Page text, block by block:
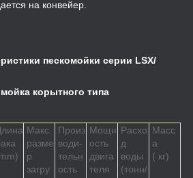
на конвейер.
пескомойки серии LSX/
корытного типа
Макс.
разме
р
загру
Произ
води-
тельн
ость
Mощн
ость
двига
теля
Расхо
д
воды
(тонн/
Масс
а
( кг)